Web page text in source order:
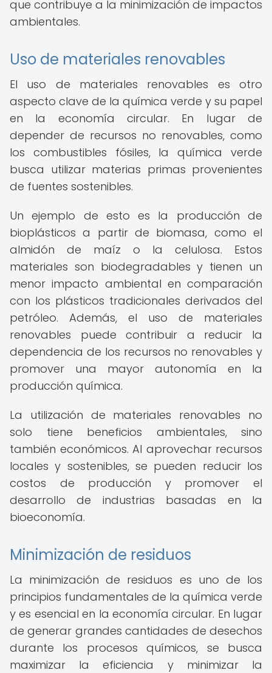
que contribuye a la minimización de impactos
ambientales.
Uso de materiales renovables
El uso de materiales renovables es otro
aspecto clave de la química verde y su papel
en la economía circular. En lugar de
depender de recursos no renovables, como
los combustibles fósiles, la química verde
busca utilizar materias primas provenientes
de fuentes sostenibles.
Un ejemplo de esto es la producción de
bioplásticos a partir de biomasa, como el
almidón de maíz o la celulosa. Estos
materiales son biodegradables y tienen un
menor impacto ambiental en comparación
con los plásticos tradicionales derivados del
petróleo. Además, el uso de materiales
renovables puede contribuir a reducir la
dependencia de los recursos no renovables y
promover una mayor autonomía en la
producción química.
La utilización de materiales renovables no
solo tiene beneficios ambientales, sino
también económicos. Al aprovechar recursos
locales y sostenibles, se pueden reducir los
costos de producción y promover el
desarrollo de industrias basadas en la
bioeconomía.
Minimización de residuos
La minimización de residuos es uno de los
principios fundamentales de la química verde
y es esencial en la economía circular. En lugar
de generar grandes cantidades de desechos
durante los procesos químicos, se busca
maximizar la eficiencia y minimizar la